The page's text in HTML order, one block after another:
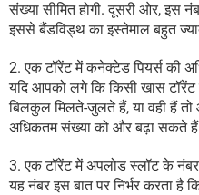
संख्या सीमित होगी. दूसरी ओर, इस
इससे बैंडविड्थ का इस्तेमाल बहुत
2. एक टॉरेंट में कनेक्टेड पियर्स की
यदि आपको लगे कि किसी खास
बिलकुल मिलते-जुलते हैं, या वही हैं
अधिकतम संख्या को और बढ़ा सकते
3. एक टॉरेंट में अपलोड स्लॉट के
यह नंबर इस बात पर निर्भर करता है